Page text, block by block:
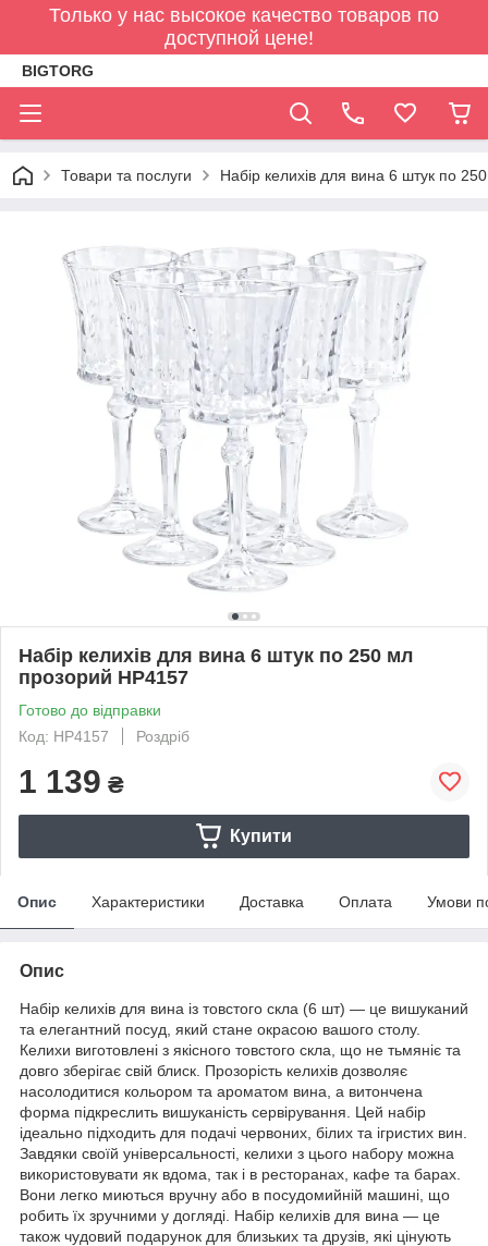
Только у нас высокое качество товаров по
доступной цене!
BIGTORG
Товари та послуги Набір келихів для вина 6 штук по
Набір келихів для вина 6 штук по 250 мл
прозорий HP4157
Готово до відправки
Код: HP4157
Роздріб
1 139 ₴
Купити
Опис Характеристики Доставка Оплата Умови
Опис
Набір келихів для вина із товстого скла (6 шт) — це вишуканий
та елегантний посуд, який стане окрасою вашого столу.
Келихи виготовлені з якісного товстого скла, що не тьмяніє та
довго зберігає свій блиск. Прозорість келихів дозволяє
насолодитися кольором та ароматом вина, а витончена
форма підкреслить вишуканість сервірування. Цей набір
ідеально підходить для подачі червоних, білих та ігристих вин.
Завдяки своїй універсальності, келихи з цього набору можна
використовувати як вдома, так і в ресторанах, кафе та барах.
Вони легко миються вручну або в посудомийній машині, що
робить їх зручними у догляді. Набір келихів для вина — це
також чудовий подарунок для близьких та друзів, які цінують